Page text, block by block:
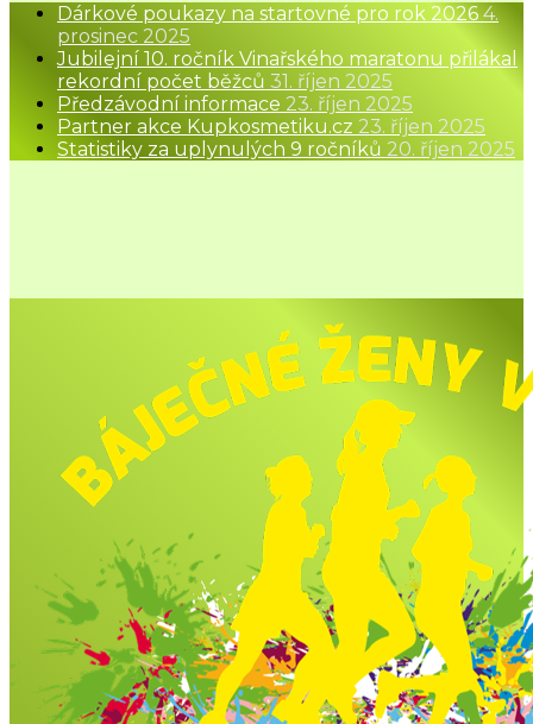
Dárkové poukazy na startovné pro rok 2026 4.
prosinec 2025
Jubilejní 10. ročník Vinařského maratonu přilákal
rekordní počet běžců 31. říjen 2025
Předzávodní informace 23. říjen 2025
Partner akce Kupkosmetiku.cz 23. říjen 2025
Statistiky za uplynulých 9 ročníků 20. říjen 2025